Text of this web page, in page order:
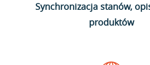
Synchronizacja stanów,
produktów